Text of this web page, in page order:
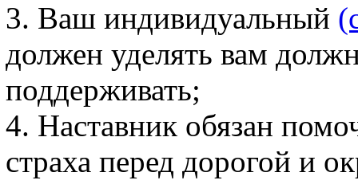
3. Ваш индивидуальный
должен уделять вам
поддерживать;
4. Наставник обязан
страха перед дорогой и